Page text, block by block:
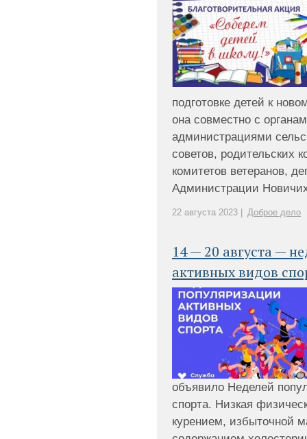
подготовке детей к
она совместно с
администрациями
советов, родительских
комитетов ветеранов,
Администрации
22 августа 2023 | Доброе дело
14 — 20 августа —
активных видов
объявило Неделей
спорта. Низкая
курением, избыточной